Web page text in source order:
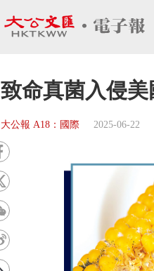
致命真菌入侵
大公報 A18：國際 2025-06-22